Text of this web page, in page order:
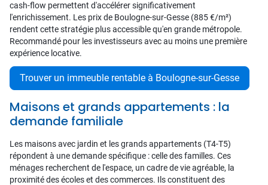
cash-flow permettent d'accélérer significativement
l'enrichissement. Les prix de Boulogne-sur-Gesse (885 €/m²)
rendent cette stratégie plus accessible qu'en grande métropole.
Recommandé pour les investisseurs avec au moins une première
expérience locative.
Trouver un immeuble rentable à Boulogne-sur-Gesse
Maisons et grands appartements : la
demande familiale
Les maisons avec jardin et les grands appartements (T4-T5)
répondent à une demande spécifique : celle des familles. Ces
ménages recherchent de l'espace, un cadre de vie agréable, la
proximité des écoles et des commerces. Ils constituent des